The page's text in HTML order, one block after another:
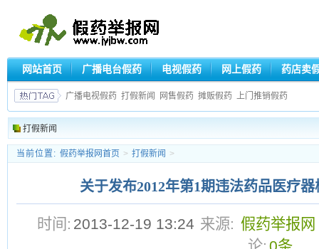
网站首页 广播电台假药 电视假药 网上假药 药店卖
广播电视假药 打假新闻 网售假药 摊贩假药 上门推销假药
打假新闻
当前位置: 假药举报网首页 > 打假新闻 >
关于发布2012年第1期违法药品医疗
时间: 2013-12-19 13:24 来源: 假药举报网